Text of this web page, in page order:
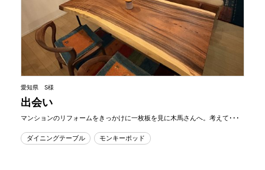
愛知県 S様
出会い
マンションのリフォームをきっかけに一枚板を見に木馬さんへ。考えて･･･
ダイニングテーブル モンキーポッド